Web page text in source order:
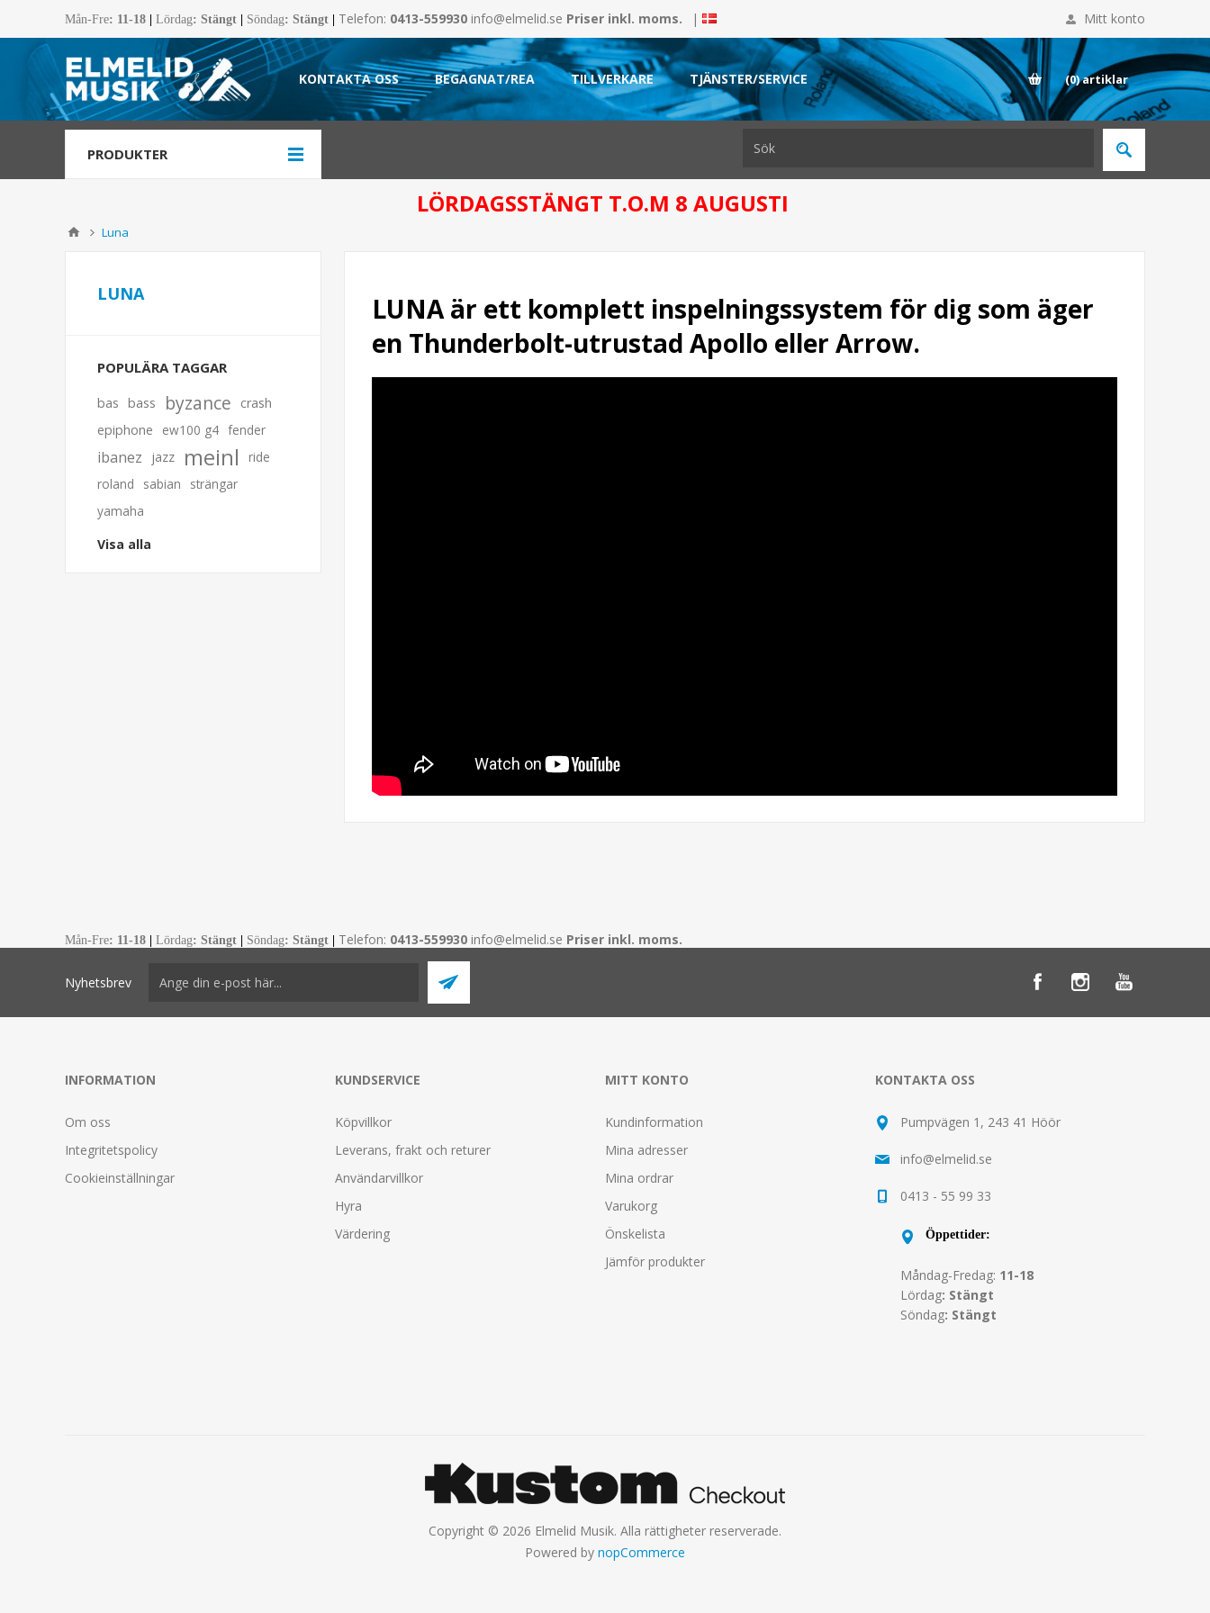
Mån-Fre: 11-18 Lördag: Stängt Söndag: Stängt Telefon: 0413-559930 info@elmelid.se Priser inkl. moms. | Mitt konto
KONTAKTA OSS BEGAGNAT/REA TILLVERKARE TJÄNSTER/SERVICE (0)artiklar
PRODUKTER
LÖRDAGSSTÄNGT T.O.M 8 AUGUSTI
Luna
LUNAär ett komplett inspelningssystem för dig som äger
en Thunderbolt-utrustad Apollo eller Arrow.
LUNA
POPULÄRA TAGGAR
bas bass byzance
crash
epiphone
ew100 g4 fender
ibanez jazz meinl
ride
roland
sabian
strängar
yamaha
Visa alla
Mån-Fre: 11-18 Lördag: Stängt Söndag: Stängt Telefon: 0413-559930 info@elmelid.se Priser inkl. moms.
Nyhetsbrev
INFORMATION
Om oss
Integritetspolicy
Cookieinställningar
KUNDSERVICE
Köpvillkor
Leverans, frakt och returer
Användarvillkor
Hyra
Värdering
MITT KONTO
Kundinformation
Mina adresser
Mina ordrar
Varukorg
Önskelista
Jämför produkter
KONTAKTA OSS
Pumpvägen 1, 243 41 Höör
info@elmelid.se
0413 - 55 99 33
Öppettider:
Måndag-Fredag: 11-18
Lördag: Stängt
Söndag: Stängt
Copyright © 2026 Elmelid Musik. Alla rättigheter reserverade.
Powered by nopCommerce